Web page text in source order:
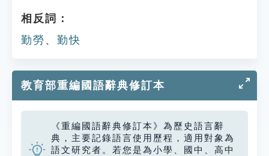
相反詞：
勤勞 、 勤快
教育部重編國語辭典修訂本
《重編國語辭典修訂本》為歷史語言辭
典，主要記錄語言使用歷程，適用對象為
語文研究者。若您是為小學、國中、高中